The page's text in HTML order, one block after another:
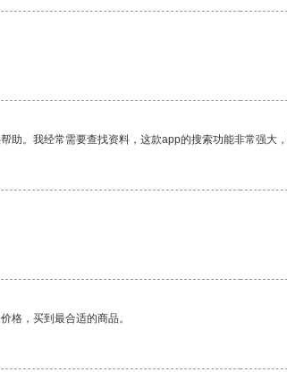
助。我经常需要查找资料，这款app的搜索功能非常强大
格，买到最合适的商品。